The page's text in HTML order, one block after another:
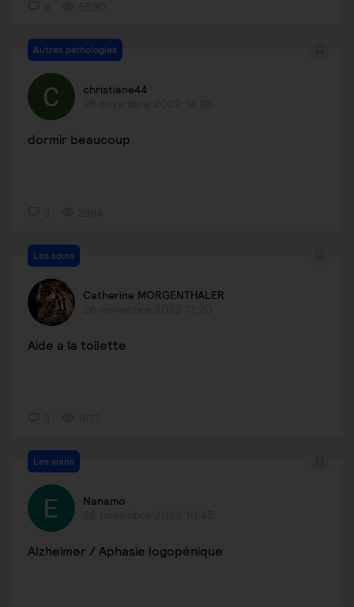
Autres pathologies
christiane44
dormir beaucoup
Les soins
Catherine MORGENTHALER
Aide a la toilette
Les soins
Nanamo
Alzheimer / Aphasie logopénique